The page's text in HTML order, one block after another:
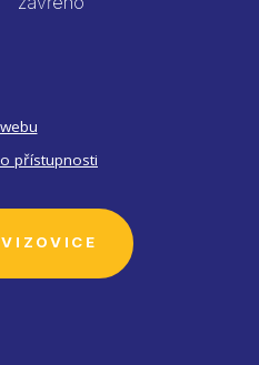
přístupnosti